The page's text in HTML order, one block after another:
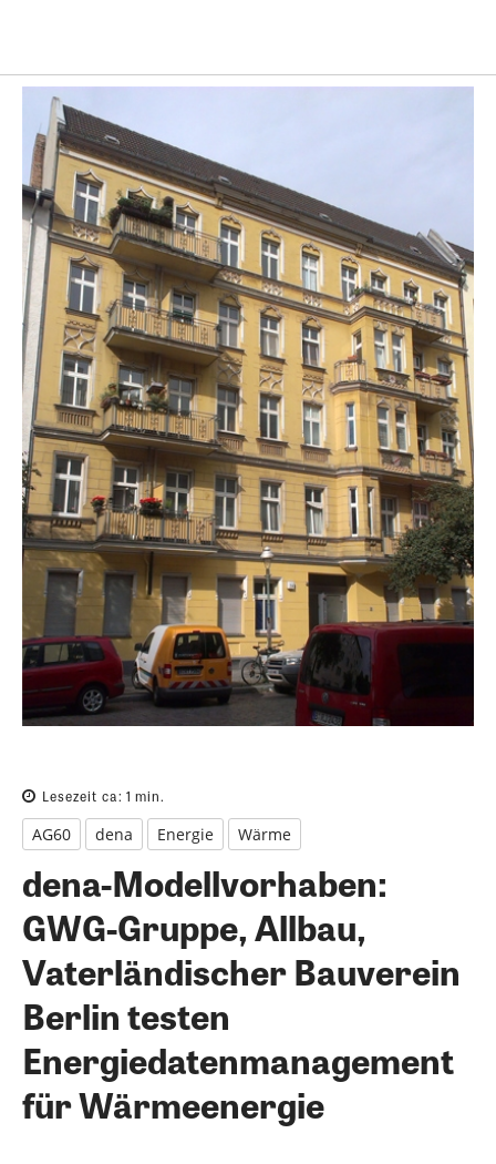
Lesezeit ca: 1 min.
AG60 dena Energie Wärme
dena-Modellvorhaben:
GWG-Gruppe, Allbau,
Vaterländischer Bauverein
Berlin testen
Energiedatenmanagement
für Wärmeenergie